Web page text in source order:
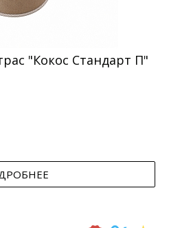
"Кокос Стандарт П"